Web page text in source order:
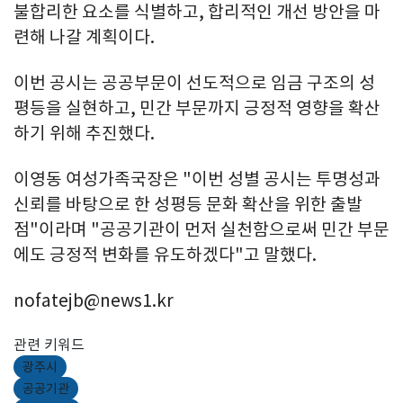
불합리한 요소를 식별하고, 합리적인 개선 방안을 마
련해 나갈 계획이다.
이번 공시는 공공부문이 선도적으로 임금 구조의 성
평등을 실현하고, 민간 부문까지 긍정적 영향을 확산
하기 위해 추진했다.
이영동 여성가족국장은 "이번 성별 공시는 투명성과
신뢰를 바탕으로 한 성평등 문화 확산을 위한 출발
점"이라며 "공공기관이 먼저 실천함으로써 민간 부문
에도 긍정적 변화를 유도하겠다"고 말했다.
nofatejb@news1.kr
관련 키워드
광주시
공공기관